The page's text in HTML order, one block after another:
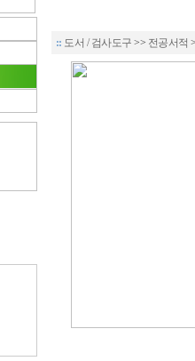
:: 도서 / 검사도구>> 전공서적